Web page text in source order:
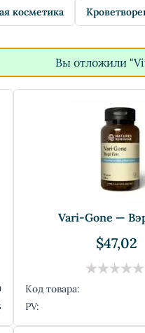
косметика
Вы отложили
Vari-Gone —
$47,02
Код товара:
PV: